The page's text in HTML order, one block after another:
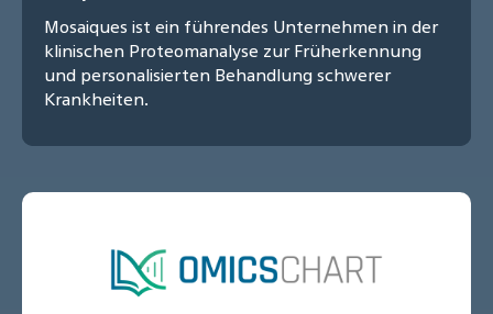
Mosaiques ist ein führendes Unternehmen in der
klinischen Proteomanalyse zur Früherkennung
und personalisierten Behandlung schwerer
Krankheiten.